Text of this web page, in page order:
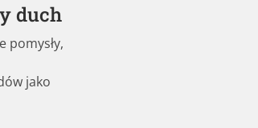
duch
pomysły,
jako